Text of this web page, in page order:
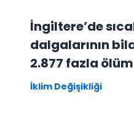
İngiltere’de
dalgalarının
2.877 fazla ölüm
İklim Değişikliği